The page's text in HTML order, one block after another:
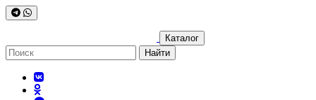
Каталог
Найти